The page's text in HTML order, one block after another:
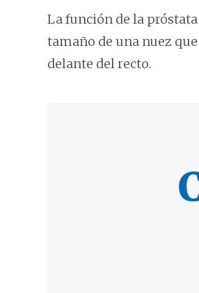
La función de la
tamaño de una nuez
delante del recto.